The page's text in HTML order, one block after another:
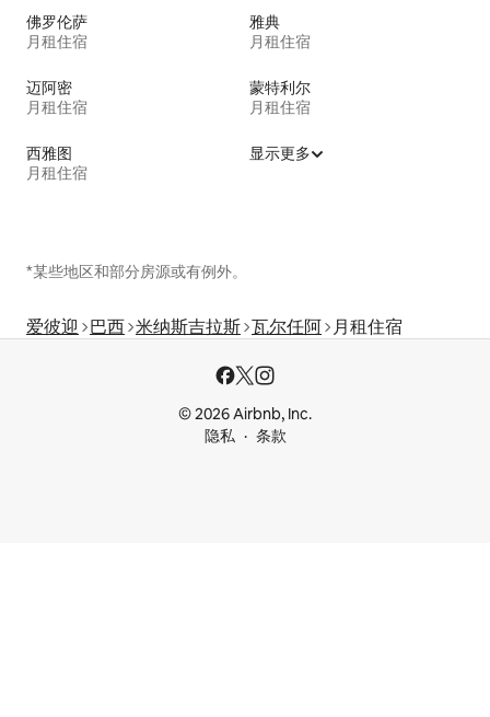
佛罗伦萨
月租住宿
雅典
月租住宿
迈阿密
月租住宿
蒙特利尔
月租住宿
西雅图
月租住宿
显示更多
*某些地区和部分房源或有例外。
爱彼迎 巴西 米纳斯吉拉斯 瓦尔任阿 月租住宿
© 2026 Airbnb, Inc.
隐私
条款